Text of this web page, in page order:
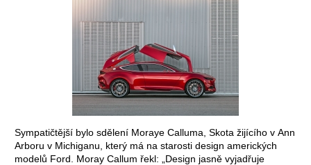
Sympatičtější bylo sdělení Moraye Calluma, Skota žijícího v Ann
Arboru v Michiganu, který má na starosti design amerických
modelů Ford. Moray Callum řekl: „Design jasně vyjadřuje